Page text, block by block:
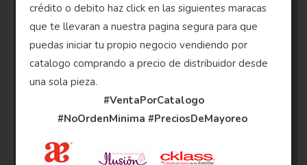
crédito o debito haz click en las siguientes maracas
que te llevaran a nuestra pagina segura para que
puedas iniciar tu propio negocio vendiendo por
catalogo comprando a precio de distribuidor desde
una sola pieza.
#VentaPorCatalogo
#NoOrdenMinima #PreciosDeMayoreo